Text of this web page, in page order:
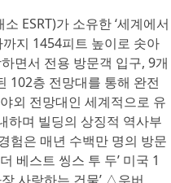
ESRT)가 소유한 ‘세계에서
지 1454피트 높이로 솟아
면서 전용 방문객 입구, 9개
102층 전망대를 통해 완전
외 전망대인 세계적으로 유
하며 빌딩의 상징적 역사부
험은 매년 수백만 명의 방문
베스트 씽스 투 두’ 미국 1